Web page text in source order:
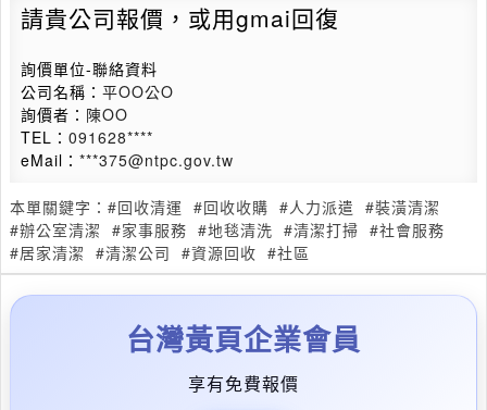
請貴公司報價，或用gmai回復
詢價單位-聯絡資料
公司名稱： 平OO公O
詢價者： 陳OO
TEL： 091628****
eMail： ***375@ntpc.gov.tw
本單關鍵字： #回收清運 #回收收購 #人力派遣 #裝潢清潔
#辦公室清潔 #家事服務 #地毯清洗 #清潔打掃 #社會服務
#居家清潔 #清潔公司 #資源回收 #社區
台灣黃頁企業會員
享有免費報價